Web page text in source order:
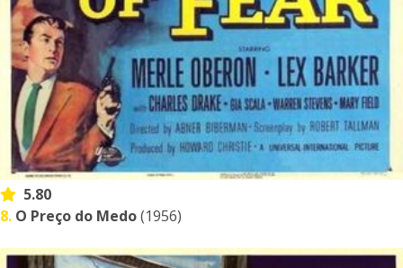
5.80
8. O Preço do Medo(1956)